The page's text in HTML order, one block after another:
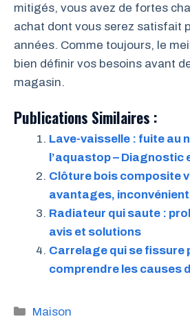
mitigés, vous avez de fortes
achat dont vous serez satisfait
années. Comme toujours, le
bien définir vos besoins avant
magasin.
Publications Similaires :
Lave-vaisselle : fuite au
l’aquastop – Diagnostic
Clôture bois composite
avantages,
Radiateur qui saute :
avis et solutions
Carrelage qui se fissure
comprendre les causes
Catégories
Maison